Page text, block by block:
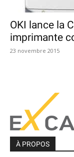
OKI lance la
imprimante
23 novembre 2015
À PROPOS